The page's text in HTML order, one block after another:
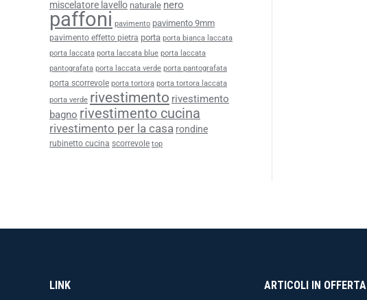
miscelatore lavello naturale nero
paffoni pavimento pavimento 9mm
pavimento effetto pietra porta porta bianca laccata
porta laccata porta laccata blue porta laccata
pantografata porta laccata verde porta pantografata
porta scorrevole porta tortora porta tortora laccata
porta verde rivestimento rivestimento
bagno rivestimento cucina
rivestimento per la casa rondine
rubinetto cucina scorrevole top
LINK ARTICOLI IN OFFERTA